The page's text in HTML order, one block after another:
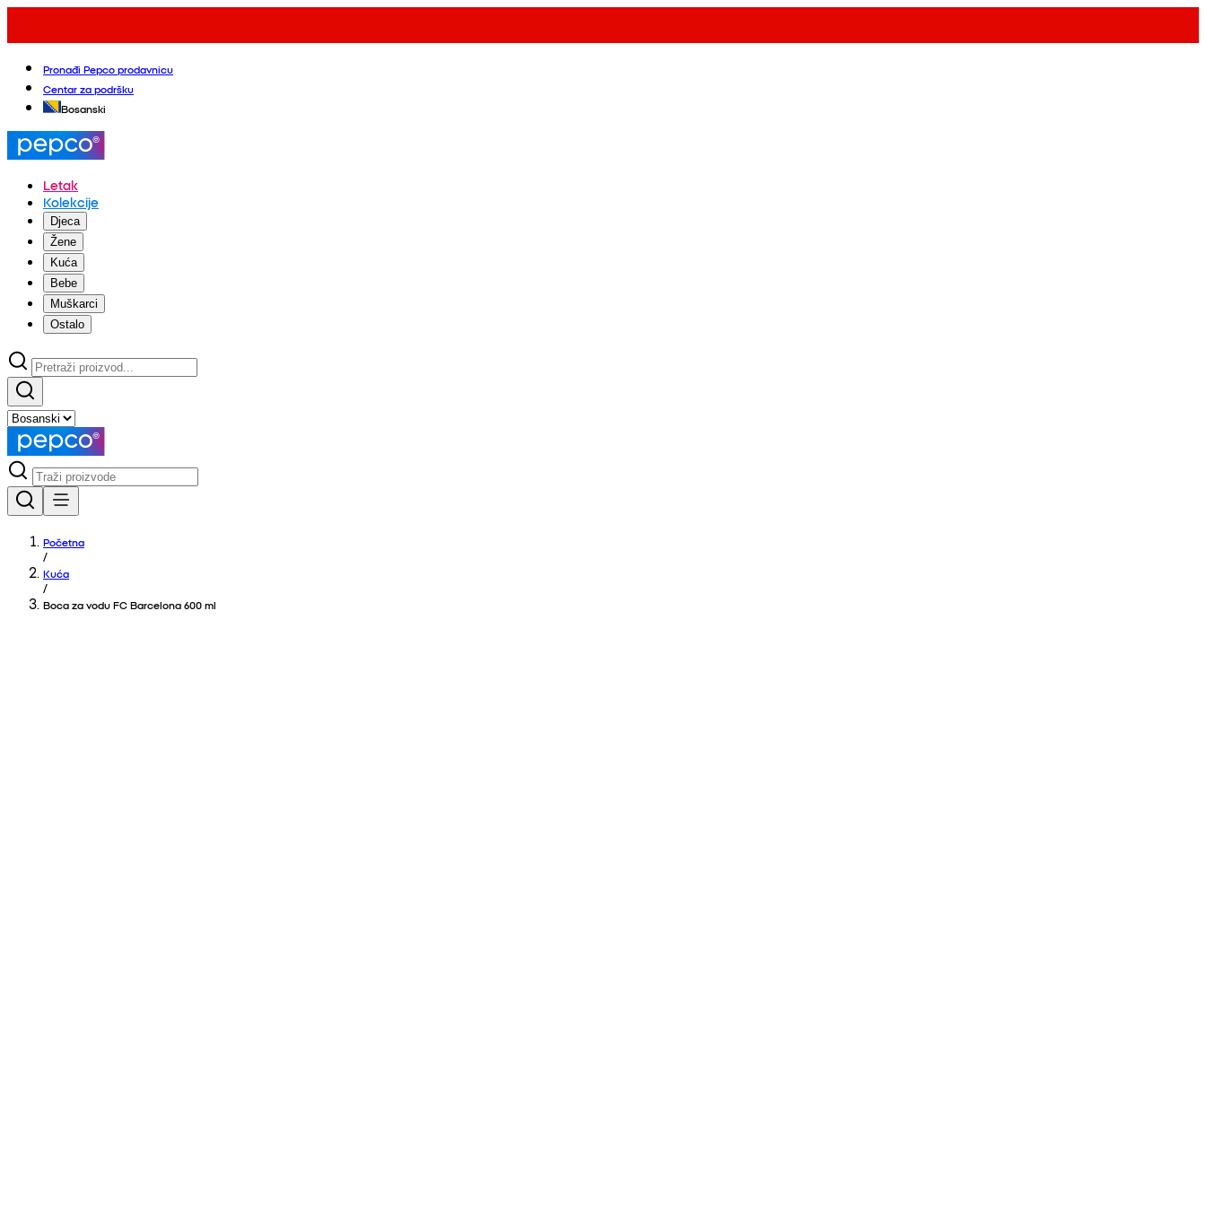
Pronađi Pepco prodavnicu
Centar za podršku
Bosanski
Letak
Kolekcije
Djeca
Žene
Kuća
Bebe
Muškarci
Ostalo
Početna
/
Kuća
/
Boca za vodu FC Barcelona 600 ml